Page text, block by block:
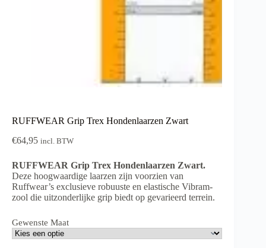
RUFFWEAR Grip Trex Hondenlaarzen Zwart
€64,95 incl. BTW
RUFFWEAR Grip Trex Hondenlaarzen Zwart.
Deze hoogwaardige laarzen zijn voorzien van
Ruffwear’s exclusieve robuuste en elastische Vibram-
zool die uitzonderlijke grip biedt op gevarieerd terrein.
Gewenste Maat